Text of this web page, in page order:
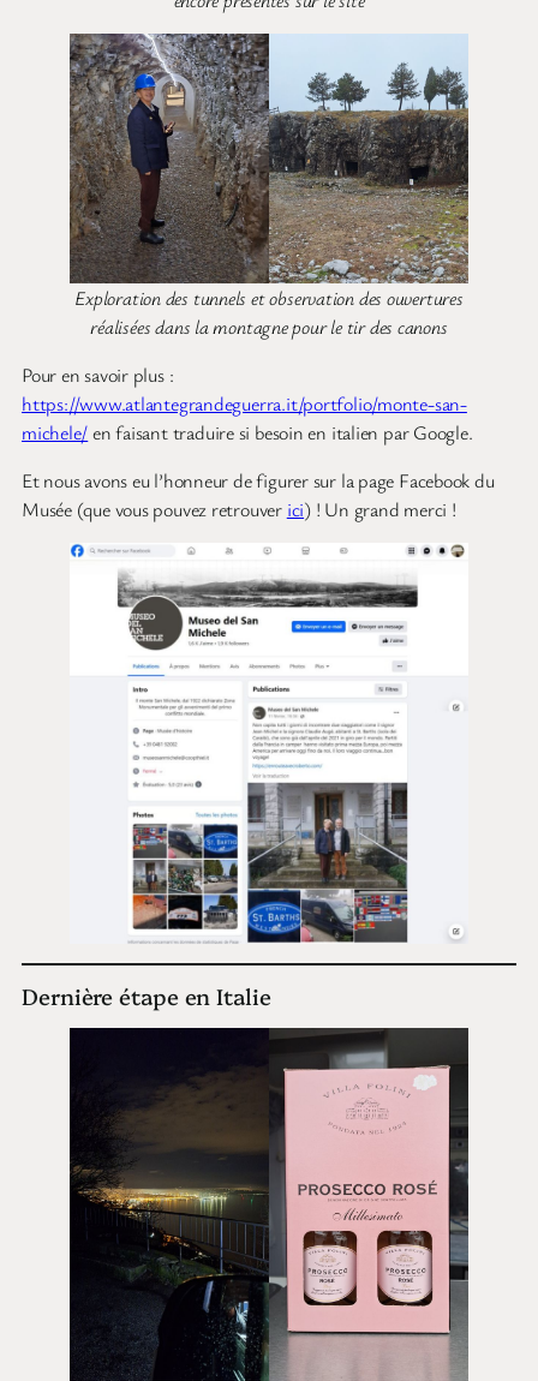
Exploration des tunnels et observation des ouvertures
réalisées dans la montagne pour le tir des canons
Pour en savoir plus :
https://www.atlantegrandeguerra.it/portfolio/monte-san-
michele/en faisant traduire si besoin en italien par Google.
Et nous avons eu l’honneur de figurer sur la page Facebook du
Musée (que vous pouvez retrouver ici) ! Un grand merci !
Dernière étape en Italie